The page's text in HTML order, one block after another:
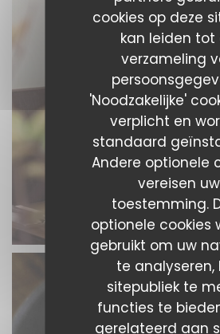
cookies op deze
kan leiden tot
verzameling
'Noodzakelijke'
verplicht en
standaard
Andere optionele
vereisen uw
toestemming.
optionele cookies
gebruikt om uw
te analyseren,
sitepubliek te
functies te
gerelateerd aan